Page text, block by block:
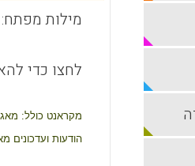
מילות מפתח:
לחצו כדי
מקראנט כולל:
הודעות ועדכונים